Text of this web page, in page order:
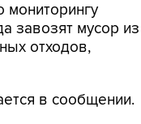
мониторингу
завозят мусор из
отходов,
в сообщении.